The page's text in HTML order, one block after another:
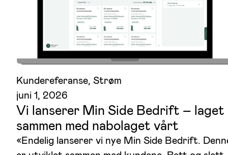
Kundereferanse, Strøm
juni 1, 2026
Vi lanserer Min Side Bedrift – laget
sammen med nabolaget vårt
«Endelig lanserer vi nye Min Side Bedrift.